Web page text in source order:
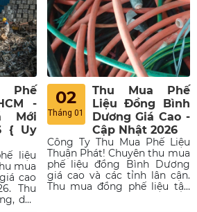
Phế
-
Mới
{ Uy
liệu
mua
cao
Thu
dây
02
Tháng 01
Thu Mua Phế
Liệu Đồng Bình
Dương Giá Cao -
Cập Nhật 2026
Công Ty Thu Mua Phế Liệu
Thuận Phát! Chuyên thu mua
phế liệu đồng Bình Dương
giá cao và các tỉnh lân cận.
Thu mua đồng phế liệu tận